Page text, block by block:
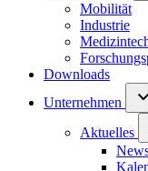
Mobilität
Industrie
Downloads
Unternehmen
Aktuelles